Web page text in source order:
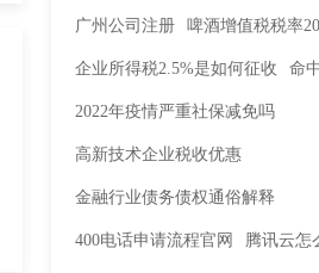
广州公司注册 啤酒增值税税率
企业所得税2.5%是如何征收 命
2022年疫情严重社保减免吗
高新技术企业税收优惠
金融行业债务债权通俗解释
400电话申请流程官网 腾讯云怎